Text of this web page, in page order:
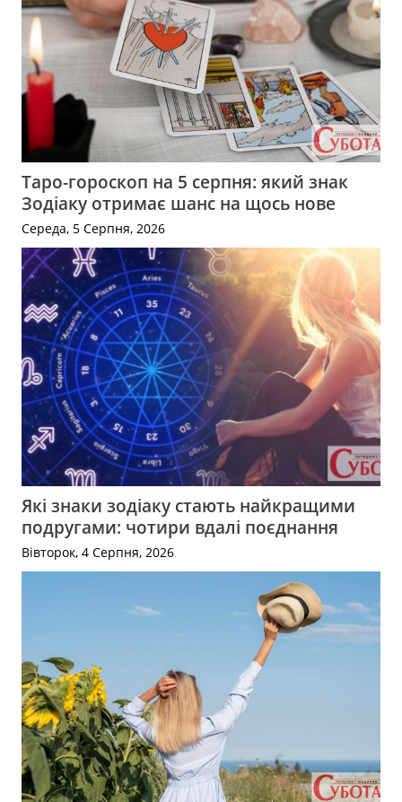
Таро-гороскоп на 5 серпня: який знак
Зодіаку отримає шанс на щось нове
Середа, 5 Серпня, 2026
Які знаки зодіаку стають найкращими
подругами: чотири вдалі поєднання
Вівторок, 4 Серпня, 2026